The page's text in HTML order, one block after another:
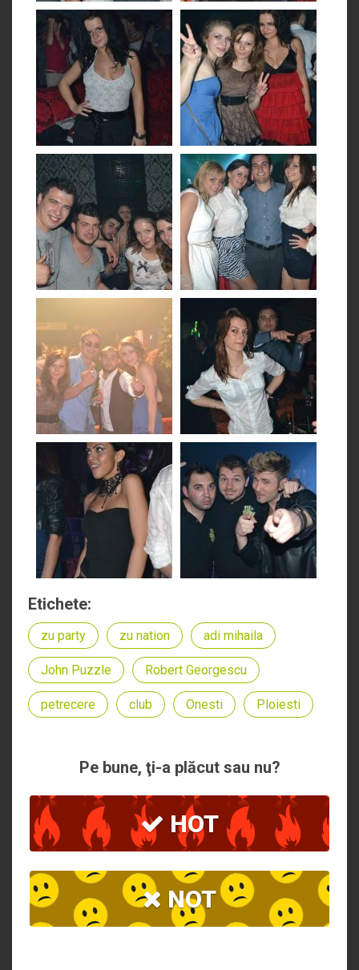
Etichete:
zu party zu nation adi mihaila
John Puzzle Robert Georgescu
petrecere club Onesti Ploiesti
Pe bune, ţi-a plăcut sau nu?
HOT
NOT